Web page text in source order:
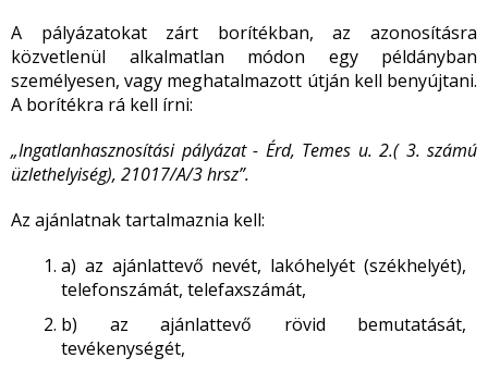
A pályázatokat zárt borítékban, az azonosításra
közvetlenül alkalmatlan módon egy példányban
személyesen, vagy meghatalmazott útján kell benyújtani.
A borítékra rá kell írni:
„Ingatlanhasznosítási pályázat - Érd, Temes u. 2.( 3. számú
üzlethelyiség), 21017/A/3 hrsz”.
Az ajánlatnak tartalmaznia kell:
a) az ajánlattevő nevét, lakóhelyét (székhelyét),
telefonszámát, telefaxszámát,
b) az ajánlattevő rövid bemutatását,
tevékenységét,